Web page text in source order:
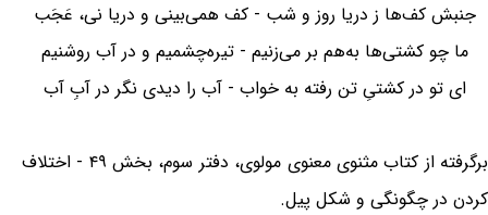
جنبش کف‌ها ز دریا روز و شب - کف همی‌بینی و دریا نی، عَجَب
ما چو کشتی‌ها به‌هم بر می‌زنیم - تیره‌چشمیم و در آب روشنیم
ای تو در کشتیِ تن رفته به خواب - آب را دیدی نگر در آبِ آب
برگرفته از کتاب مثنوی معنوی مولوی، دفتر سوم، بخش ۴۹ - اختلاف
کردن در چگونگی و شکل پیل.